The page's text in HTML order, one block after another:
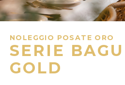
NOLEGGIO POSATE ORO
SERIE
GOLD